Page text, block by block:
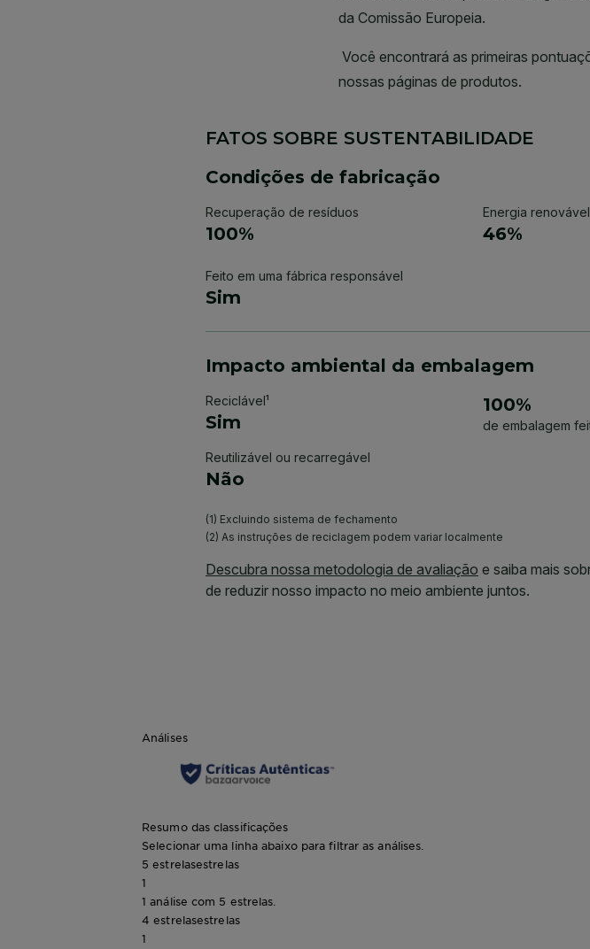
Análises
Resumo das classificações
Selecionar uma linha abaixo para filtrar as análises.
5 estrelasestrelas
1
1 análise com 5 estrelas.
4 estrelasestrelas
1